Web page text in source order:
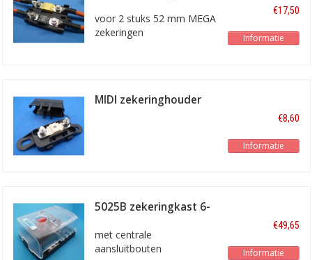
voor 2 stuks 52 mm MEGA
zekeringen
€17,50
Informatie
MIDI zekeringhouder
€8,60
Informatie
5025B zekeringkast 6-
met centrale
aansluitbouten
€49,65
Informatie